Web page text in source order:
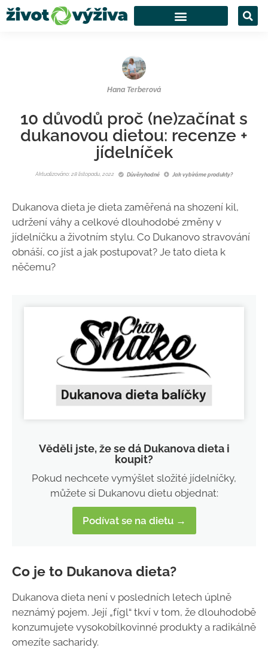
Hana Terberová
10 důvodů proč (ne)začínat s
dukanovou dietou: recenze +
jídelníček
Aktualizováno: 28 listopadu, 2022 Důvěryhodné Jak vybíráme produkty?
Dukanova dieta je dieta zaměřená na shození kil,
udržení váhy a celkové dlouhodobé změny v
jídelníčku a životním stylu. Co Dukanovo stravování
obnáší, co jíst a jak postupovat? Je tato dieta k
něčemu?
Věděli jste, že se dá Dukanova dieta i
koupit?
Pokud nechcete vymýšlet složité jídelníčky,
můžete si Dukanovu dietu objednat:
Podívat se na dietu →
Co je to Dukanova dieta?
Dukanova dieta není v posledních letech úplně
neznámý pojem. Její „fígl“ tkví v tom, že dlouhodobě
konzumujete vysokobílkovinné produkty a radikálně
omezíte sacharidy.